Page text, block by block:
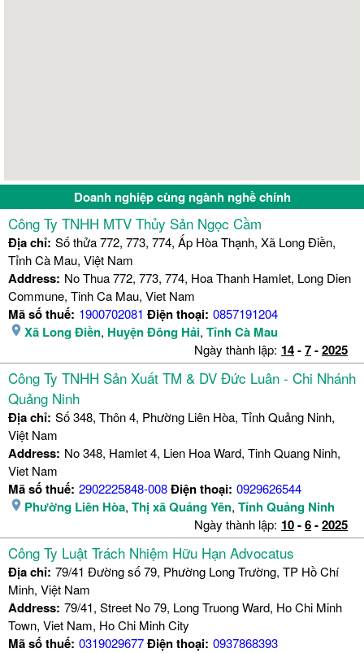
Doanh nghiệp cùng ngành nghề chính
Công Ty TNHH MTV Thủy Sản Ngọc Cầm
Địa chỉ: Số thửa 772, 773, 774, Ấp Hòa Thạnh, Xã Long Điền,
Tỉnh Cà Mau, Việt Nam
Address: No Thua 772, 773, 774, Hoa Thanh Hamlet, Long Dien
Commune, Tinh Ca Mau, Viet Nam
Mã số thuế: 1900702081 Điện thoại: 0857191204
Xã Long Điền, Huyện Đông Hải, Tỉnh Cà Mau
Ngày thành lập: 14-7-2025
Công Ty TNHH Sản Xuất TM & DV Đức Luân - Chi Nhánh
Quảng Ninh
Địa chỉ: Số 348, Thôn 4, Phường Liên Hòa, Tỉnh Quảng Ninh,
Việt Nam
Address: No 348, Hamlet 4, Lien Hoa Ward, Tinh Quang Ninh,
Viet Nam
Mã số thuế: 2902225848-008Điện thoại: 0929626544
Phường Liên Hòa, Thị xã Quảng Yên, Tỉnh Quảng Ninh
Ngày thành lập: 10-6-2025
Công Ty Luật Trách Nhiệm Hữu Hạn Advocatus
Địa chỉ: 79/41 Đường số 79, Phường Long Trường, TP Hồ Chí
Minh, Việt Nam
Address: 79/41, Street No 79, Long Truong Ward, Ho Chi Minh
Town, Viet Nam, Ho Chi Minh City
Mã số thuế: 0319029677Điện thoại: 0937868393